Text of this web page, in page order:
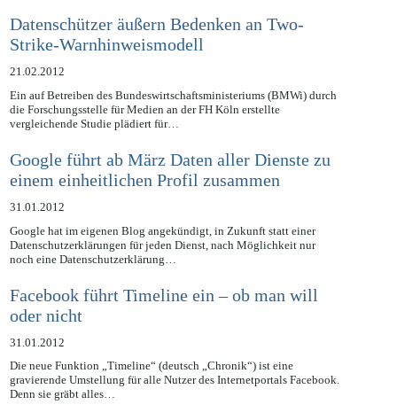
Datenschützer äußern Bedenken an Two-
Strike-Warnhinweismodell
21.02.2012
Ein auf Betreiben des Bundeswirtschaftsministeriums (BMWi) durch
die Forschungsstelle für Medien an der FH Köln erstellte
Google führt ab März Daten aller Dienste zu
einem einheitlichen Profil zusammen
31.01.2012
Google hat im eigenen Blog angekündigt, in Zukunft statt einer
Datenschutzerklärungen für jeden Dienst, nach Möglichkeit nur
Facebook führt Timeline ein – ob man will
oder nicht
31.01.2012
Die neue Funktion „Timeline“ (deutsch „Chronik“) ist eine
gravierende Umstellung für alle Nutzer des Internetportals Facebook.